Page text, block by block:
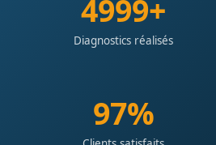
5000+
Diagnostics réalisés
98%